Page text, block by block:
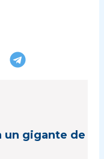
un gigante de